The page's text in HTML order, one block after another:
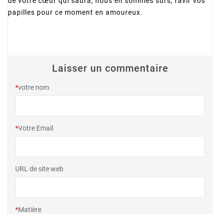
papilles pour ce moment en amoureux.
Laisser un commentaire
*votre nom
*Votre Email
URL de site web
*Matière